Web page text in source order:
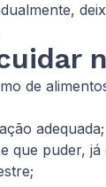
de
adequada;
que puder,